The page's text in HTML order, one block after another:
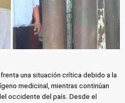
una situación crítica debido a la
medicinal, mientras continúan
occidente del país. Desde el